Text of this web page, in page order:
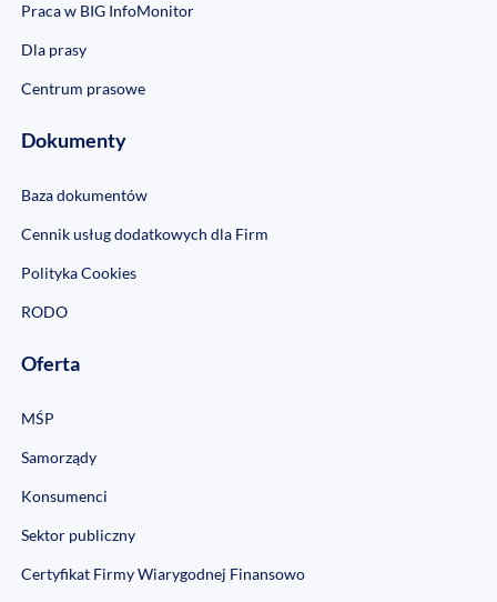
Praca w BIG InfoMonitor
Dla prasy
Centrum prasowe
Dokumenty
Baza dokumentów
Cennik usług dodatkowych dla Firm
Polityka Cookies
RODO
Oferta
MŚP
Samorządy
Konsumenci
Sektor publiczny
Certyfikat Firmy Wiarygodnej Finansowo